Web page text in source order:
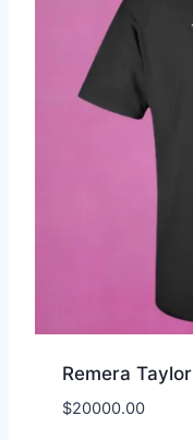
Remera
$20000.00